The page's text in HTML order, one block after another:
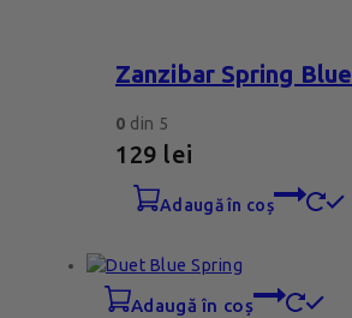
Zanzibar Spring Blue
0 din 5
129 lei
adaugă în coș
adaugă în coș